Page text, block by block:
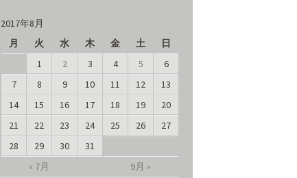
2017年8月
月
火 水 木 金 土 日
« 7月 9月 »
1 2 3 4 5
6
7
8 9 10 11 12
13
14
15 16 17 18 19
20
21
22 23 24 25 26
27
28
29 30 31